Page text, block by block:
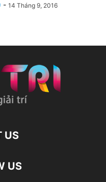
- 14 Tháng 9, 2016
US
US